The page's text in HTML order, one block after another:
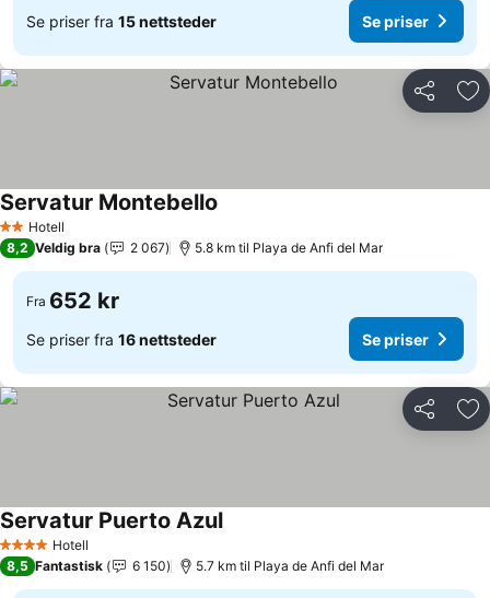
Se priser fra 15 nettsteder Se priser
Del
2 Stjerner
Hotell
Servatur Montebello
8,2 Veldig bra 2 067 5.8 km til Playa de Anfi del Mar
Fra 652 kr
Se priser fra 16 nettsteder Se priser
Del
4 StjernerHotell
Servatur Puerto Azul
8,5 Fantastisk 6 150 5.7 km til Playa de Anfi del Mar